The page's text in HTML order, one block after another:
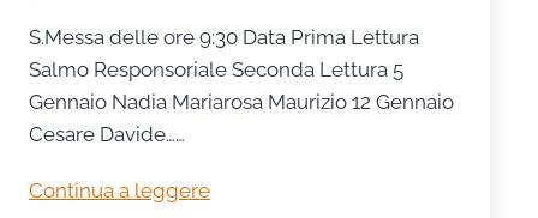
S.Messa delle ore 9:30 Data Prima Lettura
Salmo Responsoriale Seconda Lettura 5
Gennaio Nadia Mariarosa Maurizio 12 Gennaio
Cesare Davide……
Continua a leggereLettori: